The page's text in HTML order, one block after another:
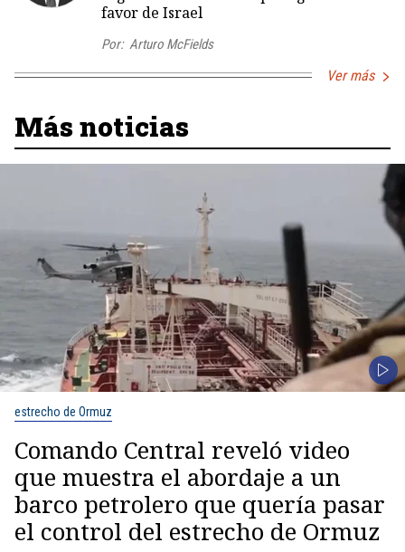
favor de Israel
Por: Arturo McFields
Ver más
Más noticias
estrecho de Ormuz
Comando Central reveló video
que muestra el abordaje a un
barco petrolero que quería pasar
el control del estrecho de Ormuz